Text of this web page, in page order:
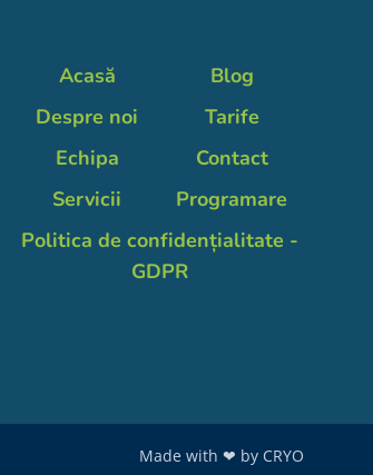
Acasă
Despre noi
Echipa
Servicii
Blog
Tarife
Contact
Programare
Politica de confidențialitate -
GDPR
Made with ❤ by CRYO